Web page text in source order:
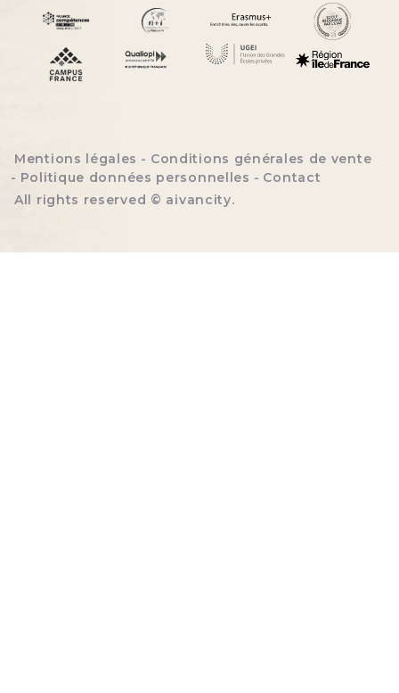
Menu bottom footer
Mentions légales
Conditions générales de vente
Politique données personnelles
Contact
All rights reserved © aivancity.